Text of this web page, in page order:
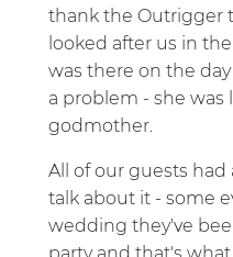
thank the Outrigger
looked after us in
was there on the
a problem - she was
godmother.
All of our guests had
talk about it - some
wedding they've